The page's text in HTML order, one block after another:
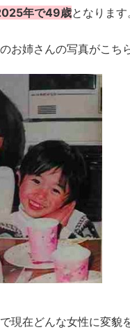
年で49歳となります
お姉さんの写真がこちら
現在どんな女性に変貌